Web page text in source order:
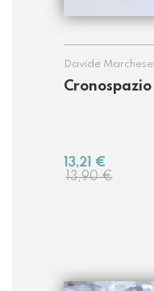
Cronospazio
Davide Marchese
13,90 €
13,21 €